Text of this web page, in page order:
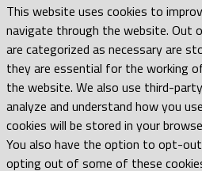
This website uses cookies to
navigate through the website. Out
are categorized as necessary are
they are essential for the working
the website. We also use third-
analyze and understand how you
cookies will be stored in your
You also have the option to opt-
opting out of some of these